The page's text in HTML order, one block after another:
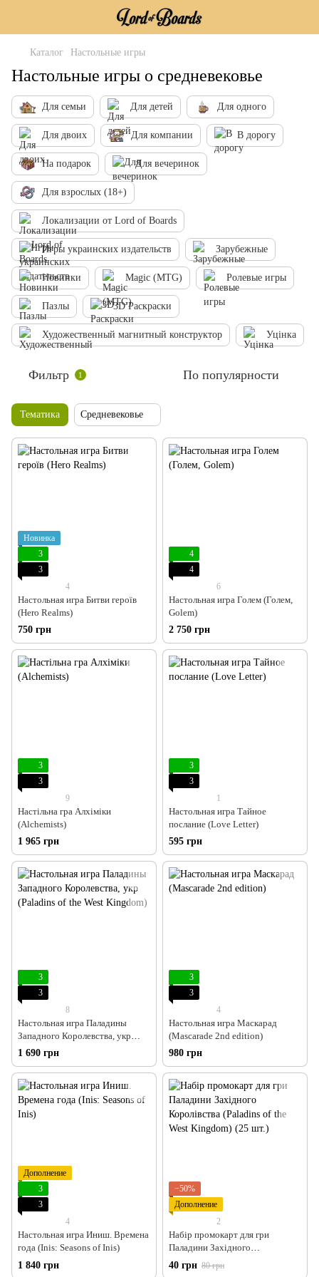
Каталог Настольные игры
Настольные игры о средневековье
Для семьи Для детей Для одного
Для двоих Для компании В дорогу
На подарок Для вечеринок
Для взрослых (18+)
Локализации от Lord of Boards
Игры украинских издательств Зарубежные
Новинки Magic (MTG) Ролевые игры
Пазлы 3D Раскраски
Художественный магнитный конструктор Уцінка
Фильтр 1 По популярности
Тематика Средневековье
Новинка
3
3
4
Настольная игра Битви героїв
(Hero Realms)
750 грн
4
4
6
Настольная игра Голем (Голем,
Golem)
2 750 грн
3
3
9
Настільна гра Алхіміки
(Alchemists)
1 965 грн
3
3
1
Настольная игра Тайное
послание (Love Letter)
595 грн
3
3
8
Настольная игра Паладины
Западного Королевства, укр
(Paladins of the West Kingdom)
1 690 грн
3
3
4
Настольная игра Маскарад
(Mascarade 2nd edition)
980 грн
Дополнение
3
3
4
Настольная игра Иниш. Времена
года (Inis: Seasons of Inis)
1 840 грн
−50%
Дополнение
2
Набір промокарт для гри
Паладини Західного
Королівства (Paladins of the West
Kingdom) (25 шт.)
40 грн 80 грн